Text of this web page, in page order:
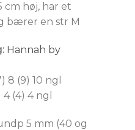
cm høj, har et
bærer en str M
Hannah by
8 (9) 10 ngl
(4) 4 ngl
5 mm (40 og